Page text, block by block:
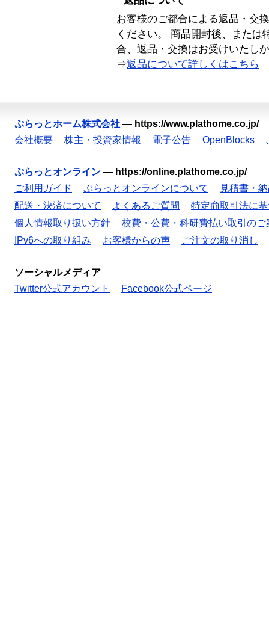
お客様のご都合による返品・交
ください。 商品開封後、または
合、返品・交換はお受けいたし
⇒返品について詳しくはこちら
ぷらっとホーム株式会社 — https://www.plathome.co.jp/
会社概要
株主・投資家情報 電子公告 OpenBlocks
ぷらっとオンライン — https://online.plathome.co.jp/
ご利用ガイド
ぷらっとオンラインについて
見積書・
配送・決済について
よくあるご質問
特定商取引法に
個人情報取り扱い方針
校費・公費・科研費払い取引のご
IPv6への取り組み
お客様からの声 ご注文の取り消し
ソーシャルメディア
Twitter公式アカウント
Facebook公式ページ